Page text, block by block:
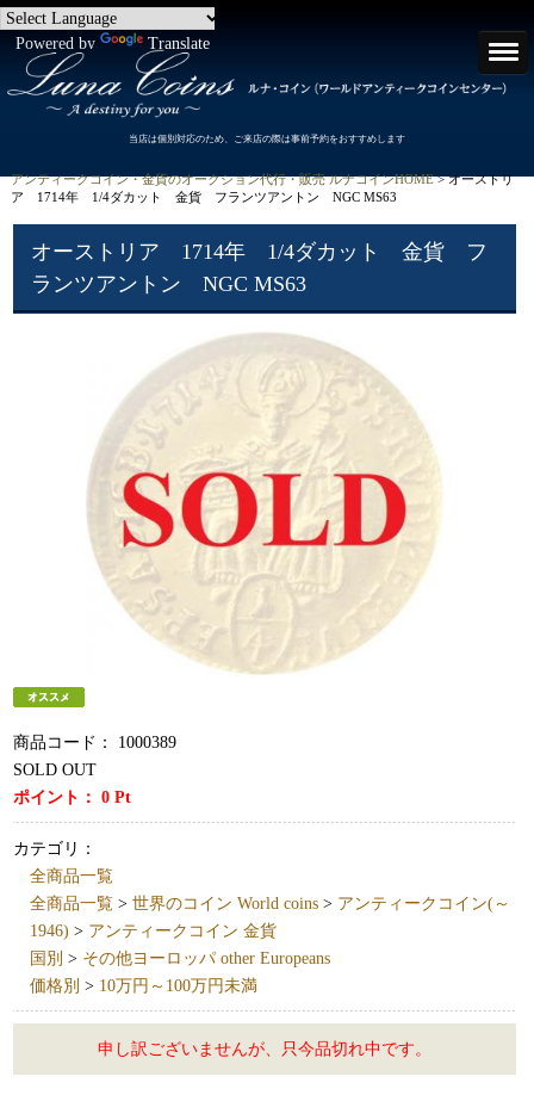
Powered by Translate
当店は個別対応のため、ご来店の際は事前予約をおすすめします
アンティークコイン・金貨のオークション代行・販売 ルナコインHOME> オーストリ
ア 1714年 1/4ダカット 金貨 フランツアントン NGC MS63
オーストリア 1714年 1/4ダカット 金貨 フ
ランツアントン NGC MS63
商品コード：
1000389
SOLD OUT
ポイント：0 Pt
カテゴリ：
全商品一覧
全商品一覧 >世界のコイン World coins > アンティークコイン(～
1946) > アンティークコイン 金貨
国別 > その他ヨーロッパ other Europeans
価格別 > 10万円～100万円未満
申し訳ございませんが、只今品切れ中です。